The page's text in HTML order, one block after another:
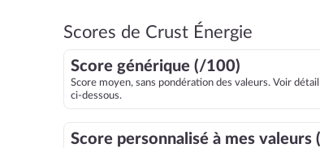
Scores de Crust Énergie
Score générique (/100)
Score moyen, sans pondération des valeurs. Voir détail
ci-dessous.
Score personnalisé à mes valeurs